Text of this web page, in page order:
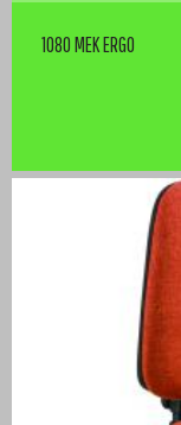
1080 MEK ERGO